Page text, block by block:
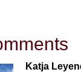
Katja